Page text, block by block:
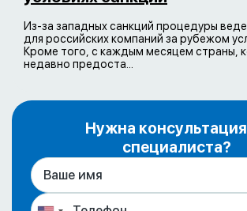
Из-за западных санкций процедуры
для российских компаний за рубежом
Кроме того, с каждым месяцем страны,
недавно предоста...
Нужна
специалиста?